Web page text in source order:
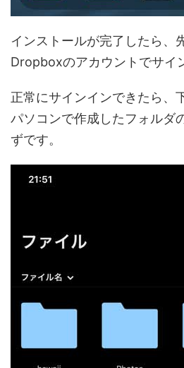
インストールが完了したら、
Dropboxのアカウントでサイ
正常にサインインできたら、
パソコンで作成したフォルダ
ずです。